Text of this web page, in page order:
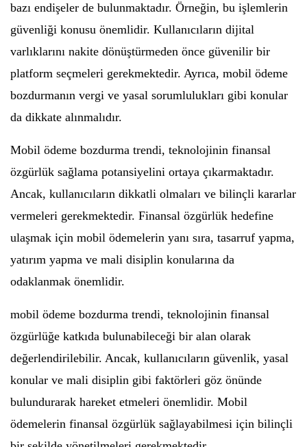
bazı endişeler de bulunmaktadır. Örneğin, bu işlemlerin
güvenliği konusu önemlidir. Kullanıcıların dijital
varlıklarını nakite dönüştürmeden önce güvenilir bir
platform seçmeleri gerekmektedir. Ayrıca, mobil ödeme
bozdurmanın vergi ve yasal sorumlulukları gibi konular
da dikkate alınmalıdır.
Mobil ödeme bozdurma trendi, teknolojinin finansal
özgürlük sağlama potansiyelini ortaya çıkarmaktadır.
Ancak, kullanıcıların dikkatli olmaları ve bilinçli kararlar
vermeleri gerekmektedir. Finansal özgürlük hedefine
ulaşmak için mobil ödemelerin yanı sıra, tasarruf yapma,
yatırım yapma ve mali disiplin konularına da
odaklanmak önemlidir.
mobil ödeme bozdurma trendi, teknolojinin finansal
özgürlüğe katkıda bulunabileceği bir alan olarak
değerlendirilebilir. Ancak, kullanıcıların güvenlik, yasal
konular ve mali disiplin gibi faktörleri göz önünde
bulundurarak hareket etmeleri önemlidir. Mobil
ödemelerin finansal özgürlük sağlayabilmesi için bilinçli